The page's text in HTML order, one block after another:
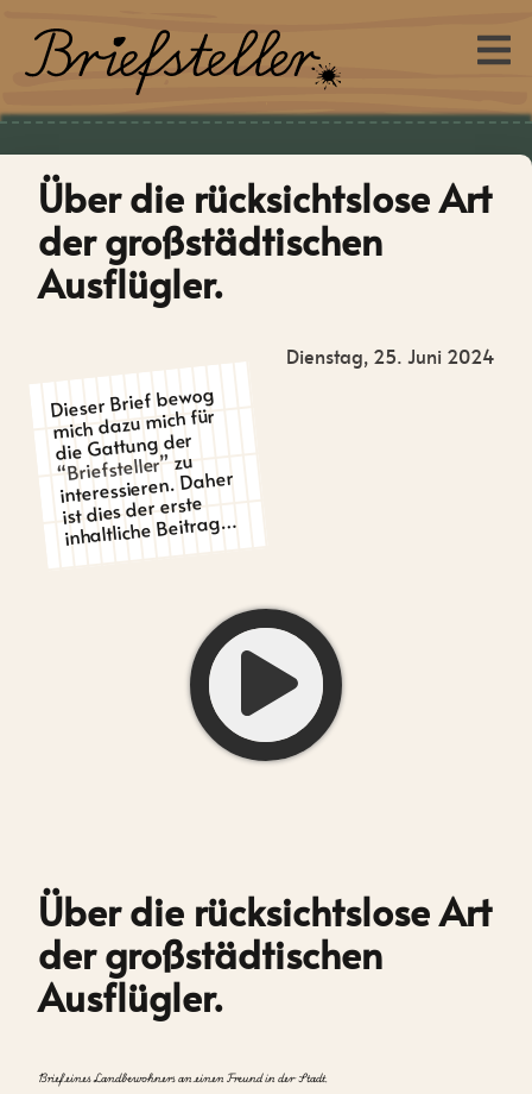
Über die rücksichtslose Art
der großstädtischen
Ausflügler.
Dienstag, 25. Juni 2024
Dieser Brief bewog
mich dazu mich für
die Gattung der
“Briefsteller” zu
interessieren. Daher
ist dies der erste
inhaltliche Beitrag…
Über die rücksichtslose Art
der großstädtischen
Ausflügler.
Brief eines Landbewohners an einen Freund in der Stadt.